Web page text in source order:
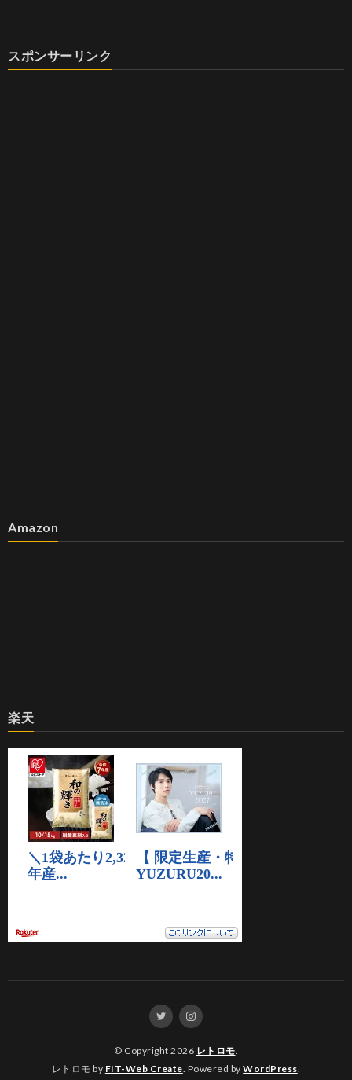
スポンサーリンク
Amazon
楽天
© Copyright 2026 レトロモ
レトロモ by FIT-Web Create . Powered byWordPress